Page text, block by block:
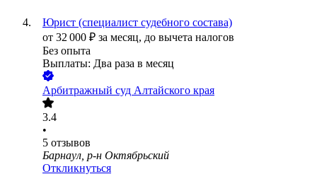
Юрист (специалист судебного состава)
от 32 000 ₽ за месяц, до вычета налогов
Без опыта
Выплаты: Два раза в месяц
Арбитражный суд Алтайского края
3.4
•
5 отзывов
Барнаул, р-н Октябрьский
Откликнуться